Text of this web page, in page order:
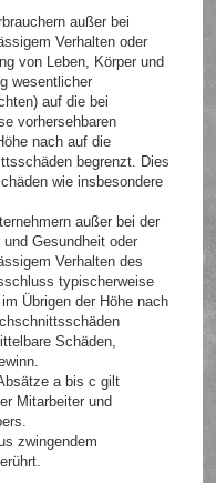
außer bei
Verhalten oder
von Leben, Körper und
wesentlicher
auf die bei
vorhersehbaren
nach auf die
begrenzt. Dies
wie insbesondere
außer bei der
Gesundheit oder
Verhalten des
typischerweise
Übrigen der Höhe nach
Schäden,
a bis c gilt
Mitarbeiter und
zwingendem